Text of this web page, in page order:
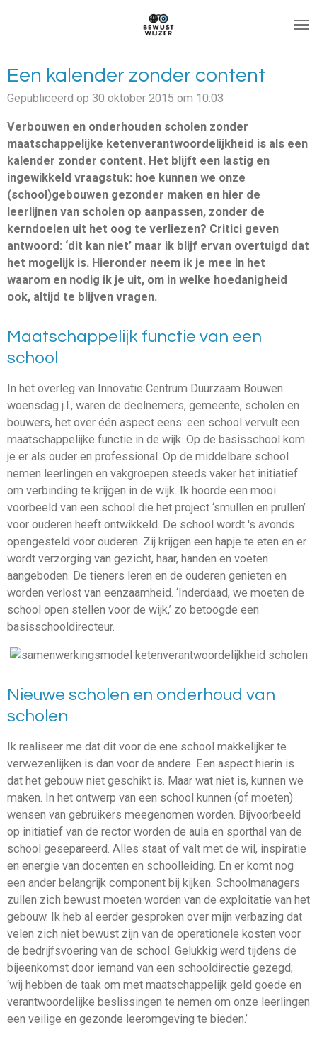
de
hoofdinhoud
Een kalender zonder content
Gepubliceerd op 30 oktober 2015 om 10:03
Verbouwen en onderhouden scholen zonder
maatschappelijke ketenverantwoordelijkheid is als een
kalender zonder content. Het blijft een lastig en
ingewikkeld vraagstuk: hoe kunnen we onze
(school)gebouwen gezonder maken en hier de
leerlijnen van scholen op aanpassen, zonder de
kerndoelen uit het oog te verliezen? Critici geven
antwoord: ‘dit kan niet’ maar ik blijf ervan overtuigd dat
het mogelijk is. Hieronder neem ik je mee in het
waarom en nodig ik je uit, om in welke hoedanigheid
ook, altijd te blijven vragen.
Maatschappelijk functie van een
school
In het overleg van Innovatie Centrum Duurzaam Bouwen
woensdag j.l., waren de deelnemers, gemeente, scholen en
bouwers, het over één aspect eens: een school vervult een
maatschappelijke functie in de wijk. Op de basisschool kom
je er als ouder en professional. Op de middelbare school
nemen leerlingen en vakgroepen steeds vaker het initiatief
om verbinding te krijgen in de wijk. Ik hoorde een mooi
voorbeeld van een school die het project ‘smullen en prullen’
voor ouderen heeft ontwikkeld. De school wordt 's avonds
opengesteld voor ouderen. Zij krijgen een hapje te eten en er
wordt verzorging van gezicht, haar, handen en voeten
aangeboden. De tieners leren en de ouderen genieten en
worden verlost van eenzaamheid. ‘Inderdaad, we moeten de
school open stellen voor de wijk,’ zo betoogde een
basisschooldirecteur.
Nieuwe scholen en onderhoud van
scholen
Ik realiseer me dat dit voor de ene school makkelijker te
verwezenlijken is dan voor de andere. Een aspect hierin is
dat het gebouw niet geschikt is. Maar wat niet is, kunnen we
maken. In het ontwerp van een school kunnen (of moeten)
wensen van gebruikers meegenomen worden. Bijvoorbeeld
op initiatief van de rector worden de aula en sporthal van de
school gesepareerd. Alles staat of valt met de wil, inspiratie
en energie van docenten en schoolleiding. En er komt nog
een ander belangrijk component bij kijken. Schoolmanagers
zullen zich bewust moeten worden van de exploitatie van het
gebouw. Ik heb al eerder gesproken over mijn verbazing dat
velen zich niet bewust zijn van de operationele kosten voor
de bedrijfsvoering van de school. Gelukkig werd tijdens de
bijeenkomst door iemand van een schooldirectie gezegd;
‘wij hebben de taak om met maatschappelijk geld goede en
verantwoordelijke beslissingen te nemen om onze leerlingen
een veilige en gezonde leeromgeving te bieden.’